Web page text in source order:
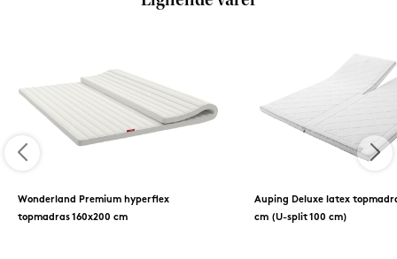
Wonderland Premium hyperflex
topmadras 160x200 cm
Auping Deluxe latex
cm (U-split 100 cm)